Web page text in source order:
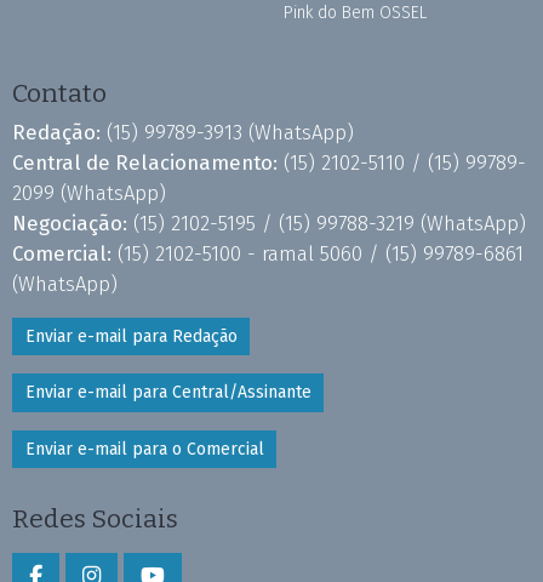
Pink do Bem OSSEL
Contato
Redação: (15) 99789-3913 (WhatsApp)
Central de Relacionamento: (15) 2102-5110 / (15) 99789-
2099 (WhatsApp)
Negociação: (15) 2102-5195 / (15) 99788-3219 (WhatsApp)
Comercial: (15) 2102-5100 - ramal 5060 / (15) 99789-6861
(WhatsApp)
Enviar e-mail para Redação
Enviar e-mail para Central/Assinante
Enviar e-mail para o Comercial
Redes Sociais